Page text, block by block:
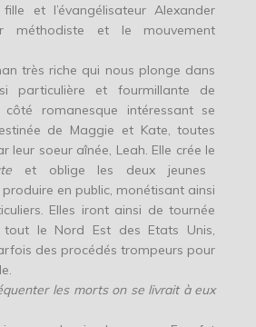
et l’évangélisateur Alexander
méthodiste et le mouvement
très riche qui nous plonge dans
particulière et fourmillante de
côté romanesque intéressant se
de Maggie et Kate, toutes
leur soeur aînée, Leah. Elle crée le
et oblige les deux jeunes
en public, monétisant ainsi
Elles iront ainsi de tournée
le Nord Est des Etats Unis,
des procédés trompeurs pour
les morts on se livrait à eux